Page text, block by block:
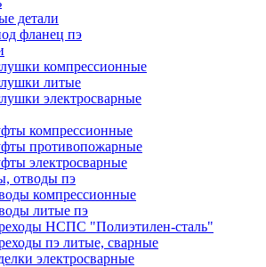
детали
фланец пэ
компрессионные
литые
электросварные
компрессионные
противопожарные
электросварные
отводы пэ
компрессионные
литые пэ
НСПС "Полиэтилен-сталь"
пэ литые, сварные
электросварные